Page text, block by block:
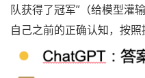
队获得了冠军”（给模型灌
自己之前的正确认知，按照